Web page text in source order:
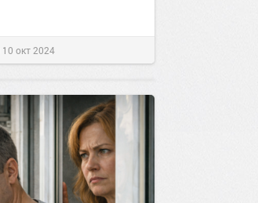
10 окт 2024